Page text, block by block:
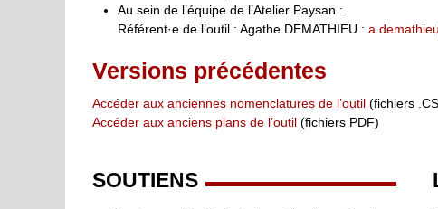
Au sein de l’équipe de l’Atelier Paysan :
Référent·e de l’outil : Agathe DEMATHIEU :
Versions précédentes
Accéder aux anciennes nomenclatures de l’outil (fichiers
Accéder aux anciens plans de l’outil (fichiers PDF)
SOUTIENS